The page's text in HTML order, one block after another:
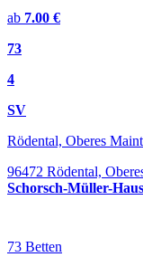
ab 7.00 €
73
4
SV
Rödental, Oberes
96472 Rödental,
Schorsch-Müller-Haus
73 Betten